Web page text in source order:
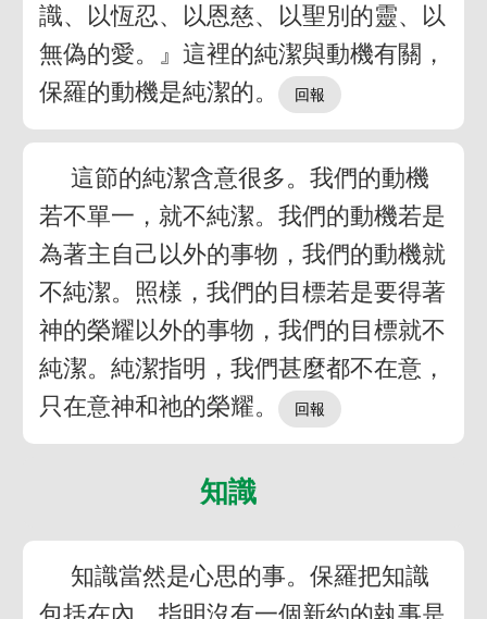
識、以恆忍、以恩慈、以聖別的靈、以
無偽的愛。』這裡的純潔與動機有關，
保羅的動機是純潔的。
這節的純潔含意很多。我們的動機
若不單一，就不純潔。我們的動機若是
為著主自己以外的事物，我們的動機就
不純潔。照樣，我們的目標若是要得著
神的榮耀以外的事物，我們的目標就不
純潔。純潔指明，我們甚麼都不在意，
只在意神和祂的榮耀。
知識
知識當然是心思的事。保羅把知識